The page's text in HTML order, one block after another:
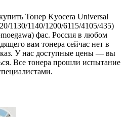
Тонер Kyocera Universal
1130/1140/1200/6115/4105/435)
фас. Россия в любом
вам тонера сейчас нет в
У нас доступные цены — вы
Все тонера прошли испытание